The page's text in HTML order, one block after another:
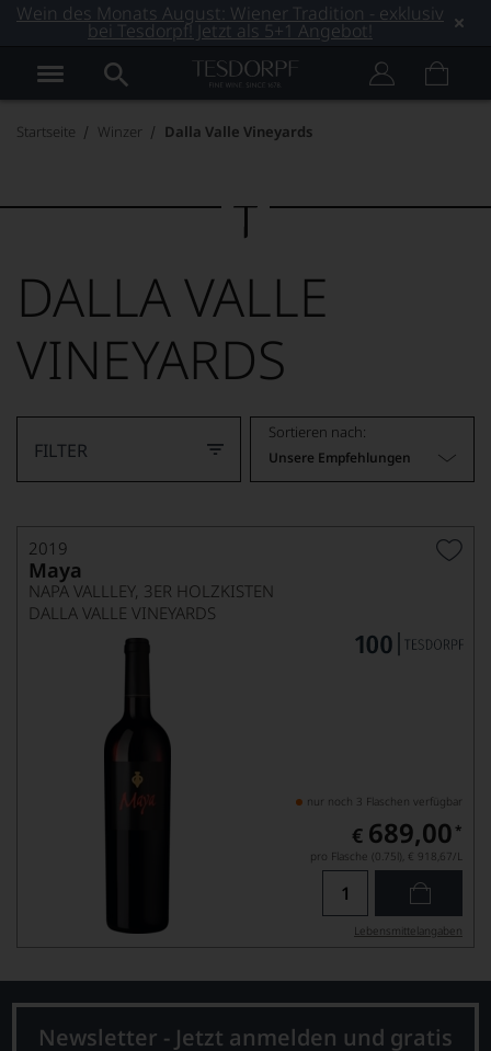
Wein des Monats August: Wiener Tradition - exklusiv
bei Tesdorpf! Jetzt als 5+1 Angebot!
Startseite Winzer Dalla Valle Vineyards
DALLA VALLE
VINEYARDS
FILTER
Sortieren nach:
Unsere Empfehlungen
2019
Maya
NAPA VALLLEY, 3ER HOLZKISTEN
DALLA VALLE VINEYARDS
nur noch 3 Flaschen verfügbar
€ 689,00 *
pro Flasche (0.75l), € 918,67/L
Lebensmittel­angaben
Newsletter - Jetzt anmelden und gratis